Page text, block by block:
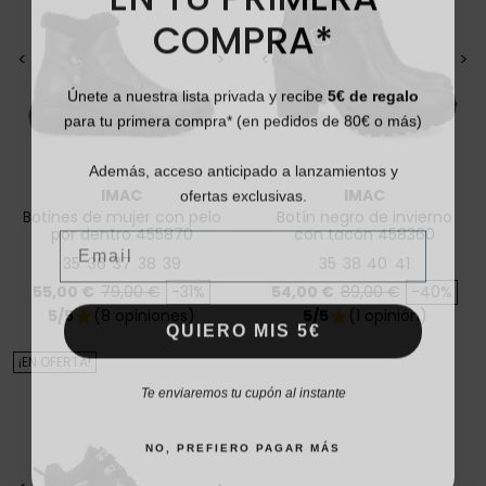
< >
IMAC
Botines de mujer con pelo
por dentro 455870
35 36 37 38 39
Precio
55,00 € Precio base
79,00 € -31%
5/5star (8 opiniones)
< >
IMAC
Botín negro de invierno
con tacón 458360
35 38 40 41
Precio
54,00 € Precio base
89,00 € -40%
5/5 star (1 opinión)
¡EN OFERTA!
COMPRA*
Únete a nuestra lista privada y recibe
para tu primera compra* (en pedidos de 80€ o más)
ofertas exclusivas.
Email
QUIERO MIS 5€